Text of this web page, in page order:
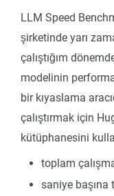
LLM Speed
şirketinde yarı
çalıştığım
modelinin
bir kıyaslama
çalıştırmak için
kütüphanesini
toplam
saniye başına